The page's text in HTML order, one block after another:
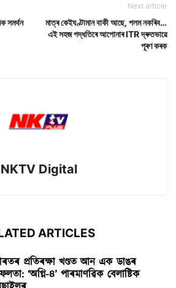
সমৰ্থন
Next article
মাত্ৰ কেইঘণ্টামান বাকী আছে, পলম নকৰিব…
এই সহজ পদ্ধতিৰে আপোনাৰ ITR দ্ৰুতভাৱে
পূৰণ কৰক
NKTV Digital
ARTICLES
প্ৰতিৰক্ষা খণ্ডত আন এক ডাঙৰ
‘অগ্নি-৪’ পাৰমাণৱিক বেলাষ্টিক